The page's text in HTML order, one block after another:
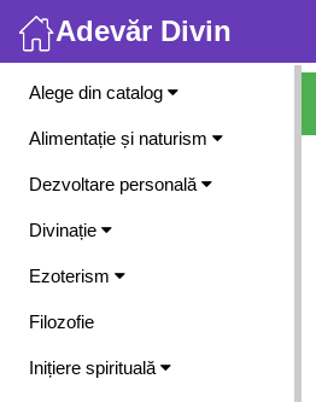
Adevăr Divin
Meniu
Alege din catalog
Alimentație și naturism
Dezvoltare personală
Divinație
Ezoterism
Filozofie
Inițiere spirituală